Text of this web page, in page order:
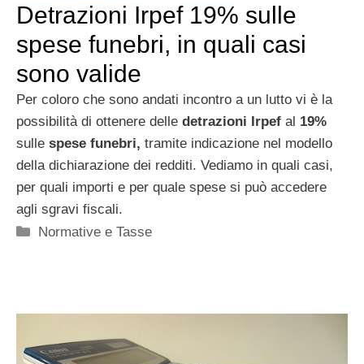
Detrazioni Irpef 19% sulle
spese funebri, in quali casi
sono valide
Per coloro che sono andati incontro a un lutto vi è la
possibilità di ottenere delle detrazioni Irpef al 19%
sulle spese funebri, tramite indicazione nel modello
della dichiarazione dei redditi. Vediamo in quali casi,
per quali importi e per quale spese si può accedere
agli sgravi fiscali.
Categorie
Normative e Tasse